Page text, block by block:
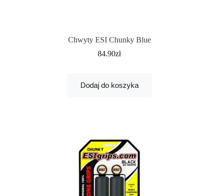
Chwyty ESI Chunky Blue
84.90zł
Dodaj do koszyka